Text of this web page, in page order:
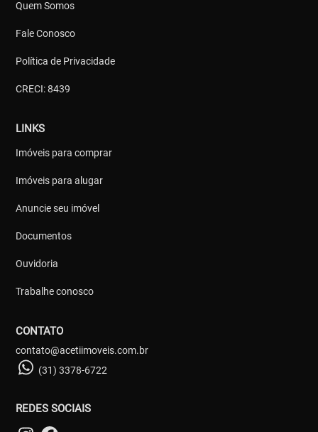
Quem Somos
Fale Conosco
Política de Privacidade
CRECI: 8439
LINKS
Imóveis para comprar
Imóveis para alugar
Anuncie seu imóvel
Documentos
Ouvidoria
Trabalhe conosco
CONTATO
contato@acetiimoveis.com.br
(31) 3378-6722
REDES SOCIAIS